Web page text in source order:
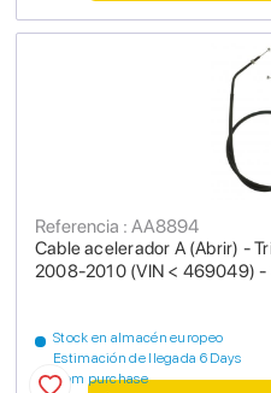
Cable acelerador A (Abrir) -
2008-2010 (VIN < 469049) -
Referencia : AA8894
Stock en almacén europeo
Estimación de llegada 6 Days
from purchase